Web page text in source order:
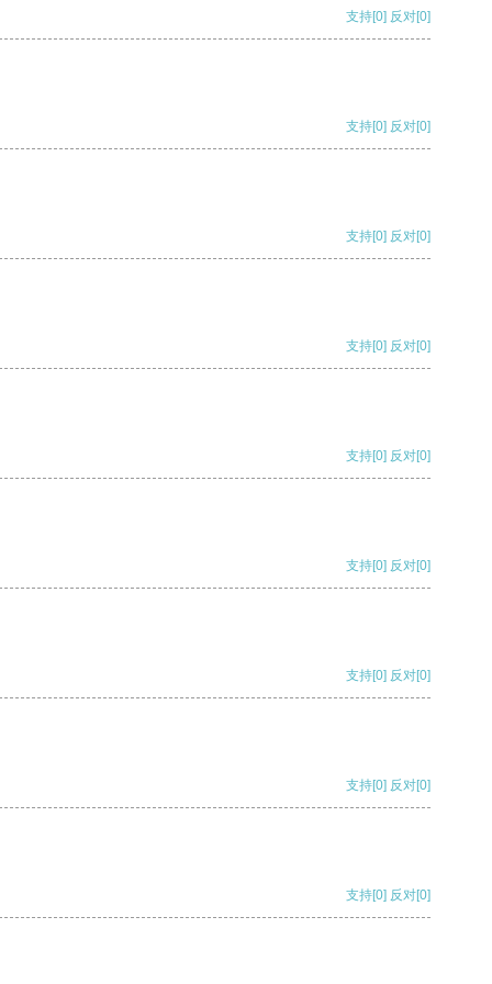
支持[0] 反对[0]
支持[0] 反对[0]
支持[0] 反对[0]
支持[0] 反对[0]
支持[0] 反对[0]
支持[0] 反对[0]
支持[0] 反对[0]
支持[0] 反对[0]
支持[0] 反对[0]